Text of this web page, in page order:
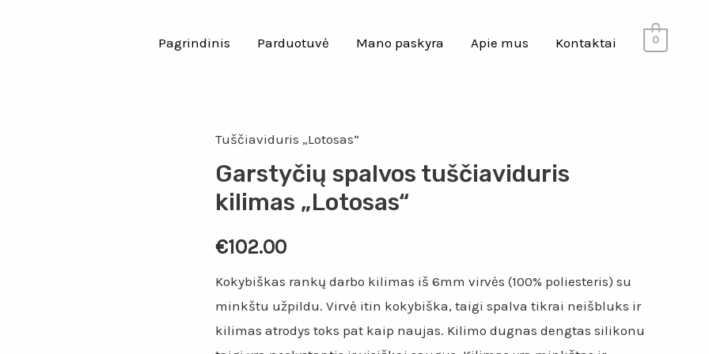
Pagrindinis Parduotuvė Mano paskyra Apie mus Kontaktai 0
Tuščiaviduris „Lotosas“
Garstyčių spalvos tuščiaviduris
kilimas „Lotosas“
€102.00
Kokybiškas rankų darbo kilimas iš 6mm virvės (100% poliesteris) su
minkštu užpildu. Virvė itin kokybiška, taigi spalva tikrai neišbluks ir
kilimas atrodys toks pat kaip naujas. Kilimo dugnas dengtas silikonu